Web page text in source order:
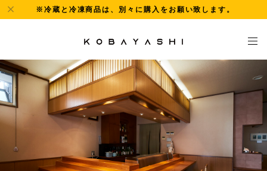
※冷蔵と冷凍商品は、別々に購入をお願い致します。